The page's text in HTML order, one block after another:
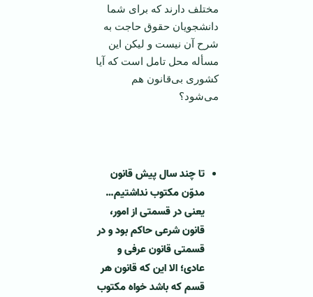
مختلف دارند که برای شما
دانشجویان حقوق حاجت به
شرح آن نیست و لیکن این
مسأله محل تامل است که آیا
کشوری بی‌قانون هم
می‌شود؟
تا چند سال پیش قانون
مدوّن مکتوب نداشتیم…
یعنی در قسمتی از امور،
قانون شرعی حاکم بود و در
قسمتی قانون عرفی و
عادی؛ الا این که قانون هر
قسم که باشد خواه مکتوب